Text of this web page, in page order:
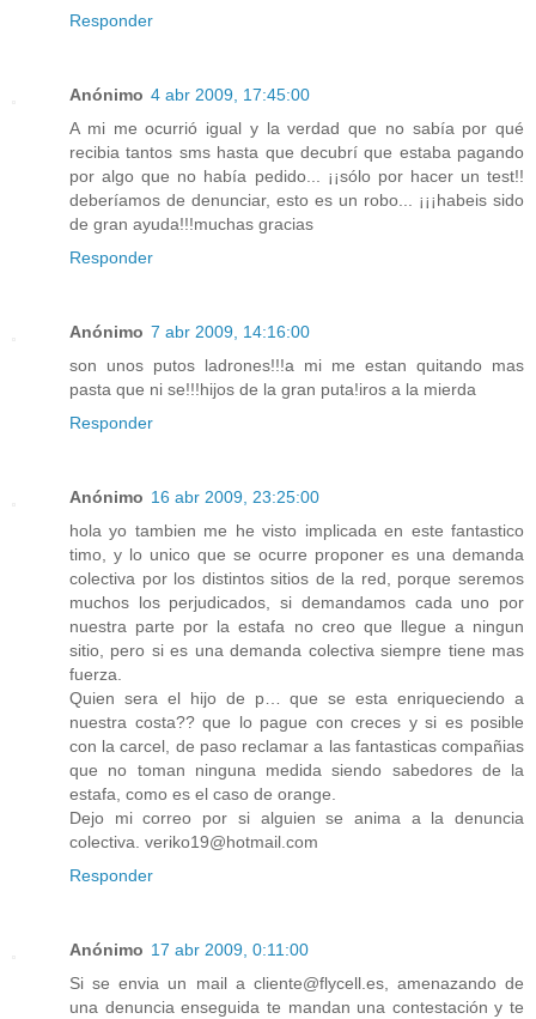
Responder
Anónimo 4 abr 2009, 17:45:00
A mi me ocurrió igual y la verdad que no sabía por qué
recibia tantos sms hasta que decubrí que estaba pagando
por algo que no había pedido... ¡¡sólo por hacer un test!!
deberíamos de denunciar, esto es un robo... ¡¡¡habeis sido
de gran ayuda!!!muchas gracias
Responder
Anónimo 7 abr 2009, 14:16:00
son unos putos ladrones!!!a mi me estan quitando mas
pasta que ni se!!!hijos de la gran puta!iros a la mierda
Responder
Anónimo 16 abr 2009, 23:25:00
hola yo tambien me he visto implicada en este fantastico
timo, y lo unico que se ocurre proponer es una demanda
colectiva por los distintos sitios de la red, porque seremos
muchos los perjudicados, si demandamos cada uno por
nuestra parte por la estafa no creo que llegue a ningun
sitio, pero si es una demanda colectiva siempre tiene mas
fuerza.
Quien sera el hijo de p… que se esta enriqueciendo a
nuestra costa?? que lo pague con creces y si es posible
con la carcel, de paso reclamar a las fantasticas compañias
que no toman ninguna medida siendo sabedores de la
estafa, como es el caso de orange.
Dejo mi correo por si alguien se anima a la denuncia
colectiva. veriko19@hotmail.com
Responder
Anónimo 17 abr 2009, 0:11:00
Si se envia un mail a cliente@flycell.es, amenazando de
una denuncia enseguida te mandan una contestación y te